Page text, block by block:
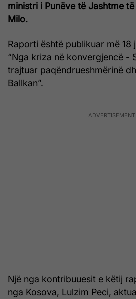
ministri i Punëve të Jashtme të
Milo.
Raporti është publikuar më 18
“Nga kriza në konvergjencë -
trajtuar paqëndrueshmërinë
Ballkan”.
Një nga kontribuuesit e këtij
nga Kosova, Lulzim Peci,